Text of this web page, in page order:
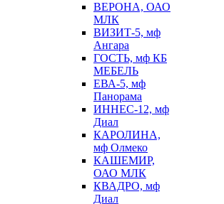
ВЕРОНА, ОАО
МЛК
ВИЗИТ-5, мф
Ангара
ГОСТЬ, мф КБ
МЕБЕЛЬ
ЕВА-5, мф
Панорама
ИННЕС-12, мф
Диал
КАРОЛИНА,
мф Олмеко
КАШЕМИР,
ОАО МЛК
КВАДРО, мф
Диал